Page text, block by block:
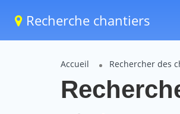
Recherche chantiers
Accueil Rechercher des